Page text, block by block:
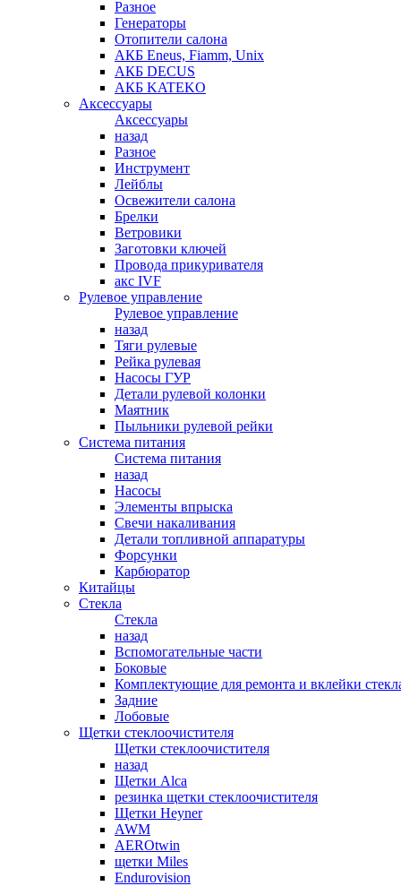
Разное
Генераторы
Отопители салона
АКБ Eneus, Fiamm, Unix
АКБ DECUS
АКБ KATEKO
Аксессуары
Аксессуары
назад
Разное
Инструмент
Лейблы
Освежители салона
Брелки
Ветровики
Заготовки ключей
Провода прикуривателя
акс IVF
Рулевое управление
Рулевое управление
назад
Тяги рулевые
Рейка рулевая
Насосы ГУР
Детали рулевой колонки
Маятник
Пыльники рулевой рейки
Система питания
Система питания
назад
Насосы
Элементы впрыска
Свечи накаливания
Детали топливной аппаратуры
Форсунки
Карбюратор
Китайцы
Стекла
Стекла
назад
Вспомогательные части
Боковые
Комплектующие для ремонта и вклейки
Задние
Лобовые
Щетки стеклоочистителя
Щетки стеклоочистителя
назад
Щетки Alca
резинка щетки стеклоочистителя
Щетки Heyner
AWM
AEROtwin
щетки Miles
Endurovision